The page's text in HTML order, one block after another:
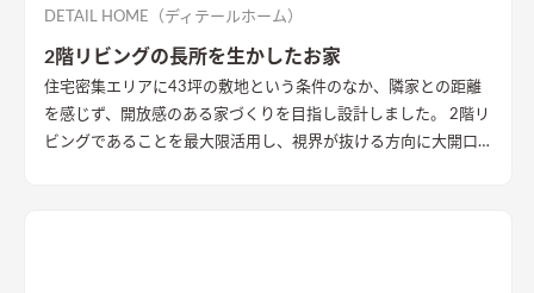
DETAIL HOME（ディテールホーム）
2階リビングの長所を生かしたお家
住宅密集エリアに43坪の敷地という条件のなか、隣家との距離
を感じず、開放感のある家づくりを目指し設計しました。 2階リ
ビングであることを最大限活用し、視界が抜ける方向に大開口